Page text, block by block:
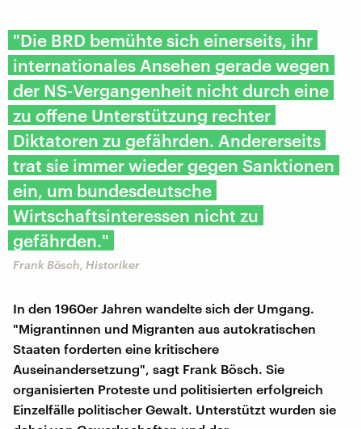
"Die BRD bemühte sich einerseits, ihr
internationales Ansehen gerade wegen
der NS-Vergangenheit nicht durch eine
zu offene Unterstützung rechter
Diktatoren zu gefährden. Andererseits
trat sie immer wieder gegen Sanktionen
ein, um bundesdeutsche
Wirtschaftsinteressen nicht zu
gefährden."
Frank Bösch, Historiker
In den 1960er Jahren wandelte sich der Umgang.
"Migrantinnen und Migranten aus autokratischen
Staaten forderten eine kritischere
Auseinandersetzung", sagt Frank Bösch. Sie
organisierten Proteste und politisierten erfolgreich
Einzelfälle politischer Gewalt. Unterstützt wurden sie